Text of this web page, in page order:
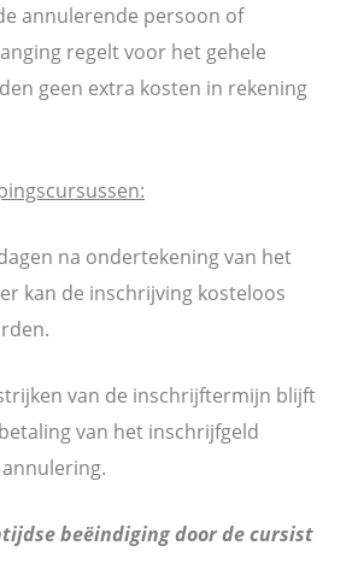
annulerende persoon of
regelt voor het gehele
geen extra kosten in rekening
na ondertekening van het
kan de inschrijving kosteloos
van de inschrijftermijn blijft
van het inschrijfgeld
beëindiging door de cursist